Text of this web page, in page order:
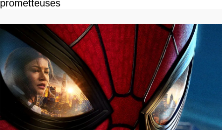
prometteuses